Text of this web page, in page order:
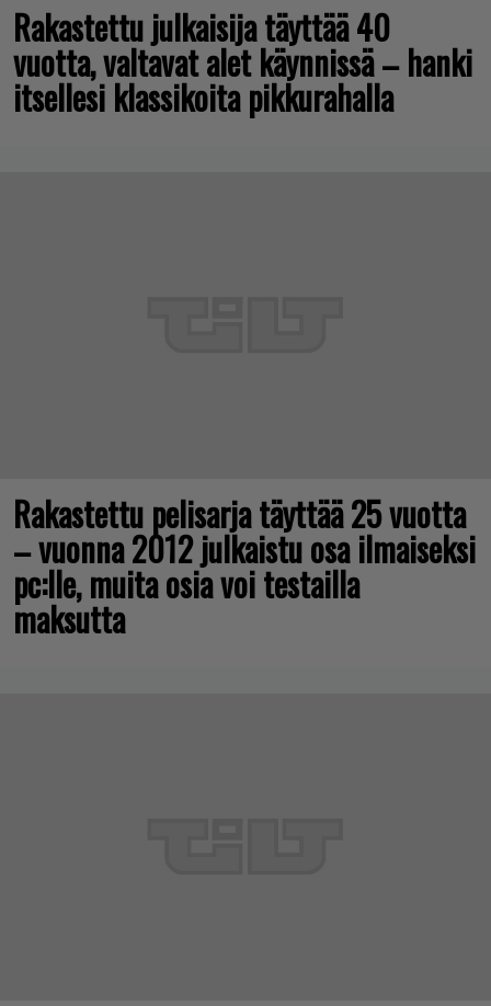
Rakastettu julkaisija täyttää 40
vuotta, valtavat alet käynnissä – hanki
itsellesi klassikoita pikkurahalla
Rakastettu pelisarja täyttää 25 vuotta
– vuonna 2012 julkaistu osa ilmaiseksi
pc:lle, muita osia voi testailla
maksutta